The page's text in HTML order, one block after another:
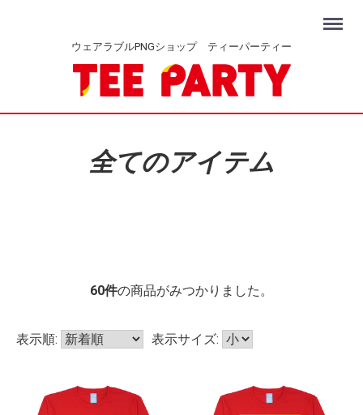
ウェアラブルPNGショップ ティーパーティー
Menu
全てのアイテム
60件の商品がみつかりました。
表示順: 表示サイズ: